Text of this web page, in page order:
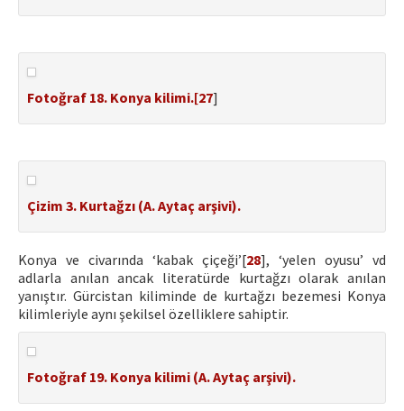
Fotoğraf 18. Konya kilimi.[27]
Çizim 3. Kurtağzı (A. Aytaç arşivi).
Konya ve civarında ‘kabak çiçeği’[28], ‘yelen oyusu’ vd
adlarla anılan ancak literatürde kurtağzı olarak anılan
yanıştır. Gürcistan kiliminde de kurtağzı bezemesi Konya
kilimleriyle aynı şekilsel özelliklere sahiptir.
Fotoğraf 19. Konya kilimi (A. Aytaç arşivi).